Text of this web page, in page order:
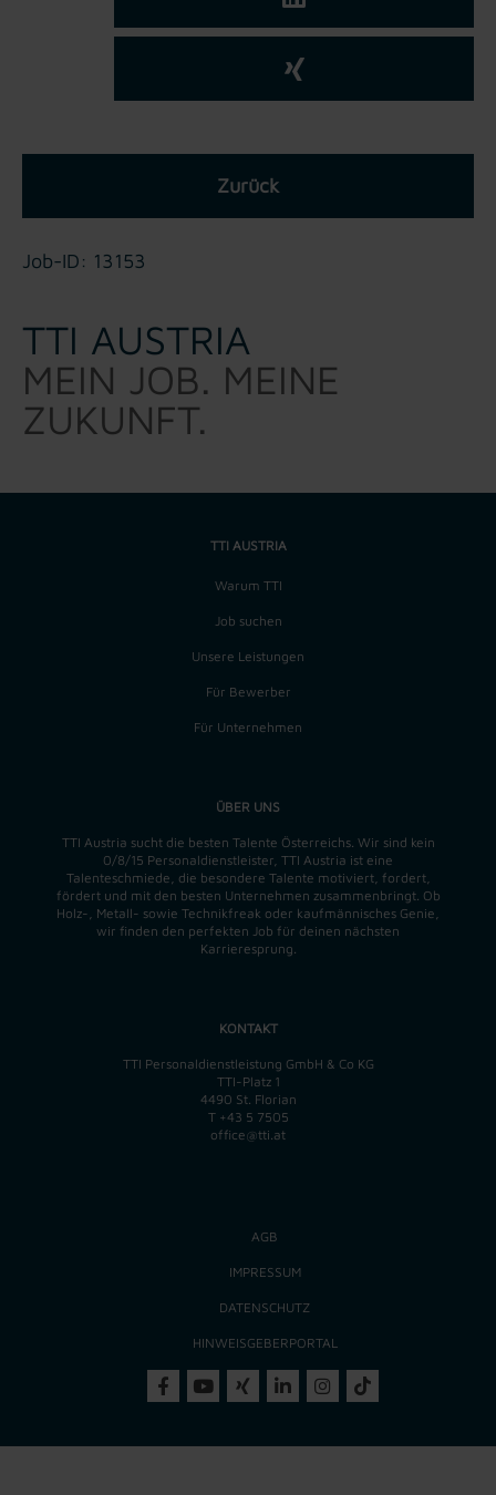
Zurück
Job-ID: 13153
TTI AUSTRIA
MEIN JOB. MEINE
ZUKUNFT.
TTI AUSTRIA
Warum TTI
Job suchen
Unsere Leistungen
Für Bewerber
Für Unternehmen
ÜBER UNS
TTI Austria sucht die besten Talente Österreichs. Wir sind kein
0/8/15 Personaldienstleister, TTI Austria ist eine
Talenteschmiede, die besondere Talente motiviert, fordert,
fördert und mit den besten Unternehmen zusammenbringt. Ob
Holz-, Metall- sowie Technikfreak oder kaufmännisches Genie,
wir finden den perfekten Job für deinen nächsten
Karrieresprung.
KONTAKT
TTI Personaldienstleistung GmbH & Co KG
TTI-Platz 1
4490 St. Florian
T +43 5 7505
office@tti.at
AGB
IMPRESSUM
DATENSCHUTZ
HINWEISGEBERPORTAL